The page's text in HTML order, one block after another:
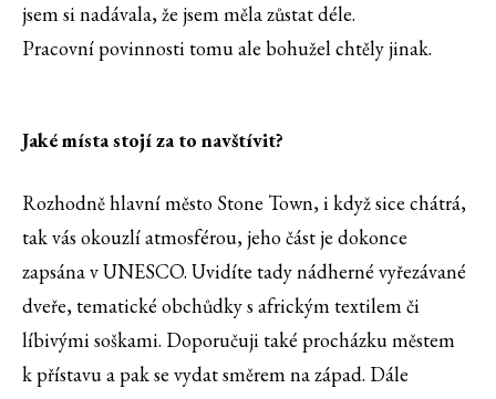
jsem si nadávala, že jsem měla zůstat déle.
Pracovní povinnosti tomu ale bohužel chtěly jinak.
Jaké místa stojí za to navštívit?
Rozhodně hlavní město Stone Town, i když sice chátrá,
tak vás okouzlí atmosférou, jeho část je dokonce
zapsána v UNESCO. Uvidíte tady nádherné vyřezávané
dveře, tematické obchůdky s africkým textilem či
líbivými soškami. Doporučuji také procházku městem
k přístavu a pak se vydat směrem na západ. Dále